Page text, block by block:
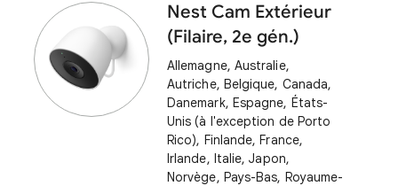
Nest Cam Extérieur
(Filaire, 2e gén.)
Allemagne, Australie,
Autriche, Belgique, Canada,
Danemark, Espagne, États-
Unis (à l'exception de Porto
Rico), Finlande, France,
Irlande, Italie, Japon,
Norvège, Pays-Bas, Royaume-